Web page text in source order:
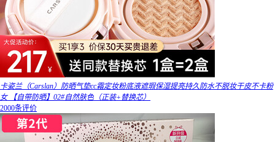
卡姿兰（Carslan）防晒气垫cc霜定妆粉底液遮瑕保湿提亮持久防水不脱妆干皮不卡粉
女 【自带防晒】02#自然肤色（正装+替换芯）
2000条评价